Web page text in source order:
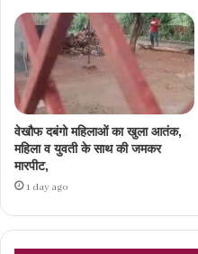
वेखौफ दबंगो महिलाओं का खुला आतंक,
महिला व युवती के साथ की जमकर
मारपीट,
1 day ago